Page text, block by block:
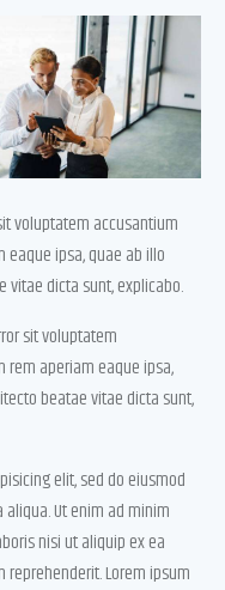
voluptatem accusantium
ipsa, quae ab illo
dicta sunt, explicabo.
sit voluptatem
aperiam eaque ipsa,
beatae vitae dicta sunt,
elit, sed do eiusmod
Ut enim ad minim
nisi ut aliquip ex ea
reprehenderit. Lorem ipsum